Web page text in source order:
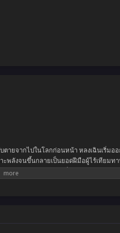
ยจากไปในโลกก่อนหน้า หลงเฉินเริ่มอ
พลังจนขึ้นกลายเป็นยอดฝีมือผู้ไร้เทียม
คณานับ สังหารทุกคนที่เข้าขัดขวาง ยอด